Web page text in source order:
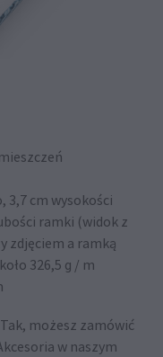
3,7 cm wysokości
ramki (widok z
zdjęciem a ramką
326,5 g / m
możesz zamówić
w naszym